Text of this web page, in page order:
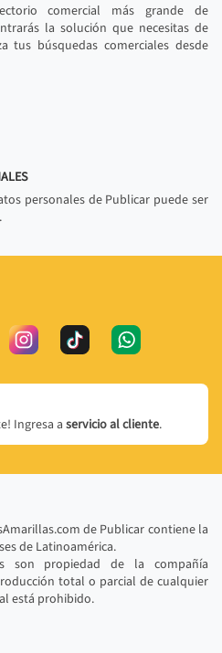
comercial más grande de
la solución que necesitas de
tus búsquedas comerciales desde
personales de Publicar puede ser
.
Ingresa a servicio al cliente.
de Publicar contiene la
de Latinoamérica.
son propiedad de la compañía
total o parcial de cualquier
está prohibido.